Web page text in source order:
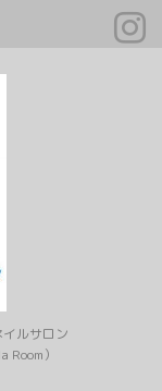
ルサロン
）